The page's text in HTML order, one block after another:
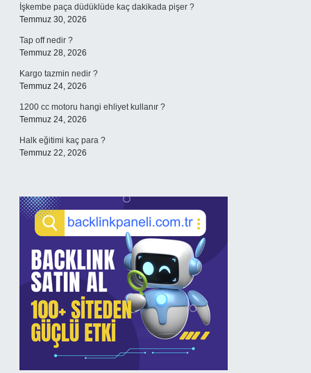
İşkembe paça düdüklüde kaç dakikada pişer ?
Temmuz 30, 2026
Tap off nedir ?
Temmuz 28, 2026
Kargo tazmin nedir ?
Temmuz 24, 2026
1200 cc motoru hangi ehliyet kullanır ?
Temmuz 24, 2026
Halk eğitimi kaç para ?
Temmuz 22, 2026